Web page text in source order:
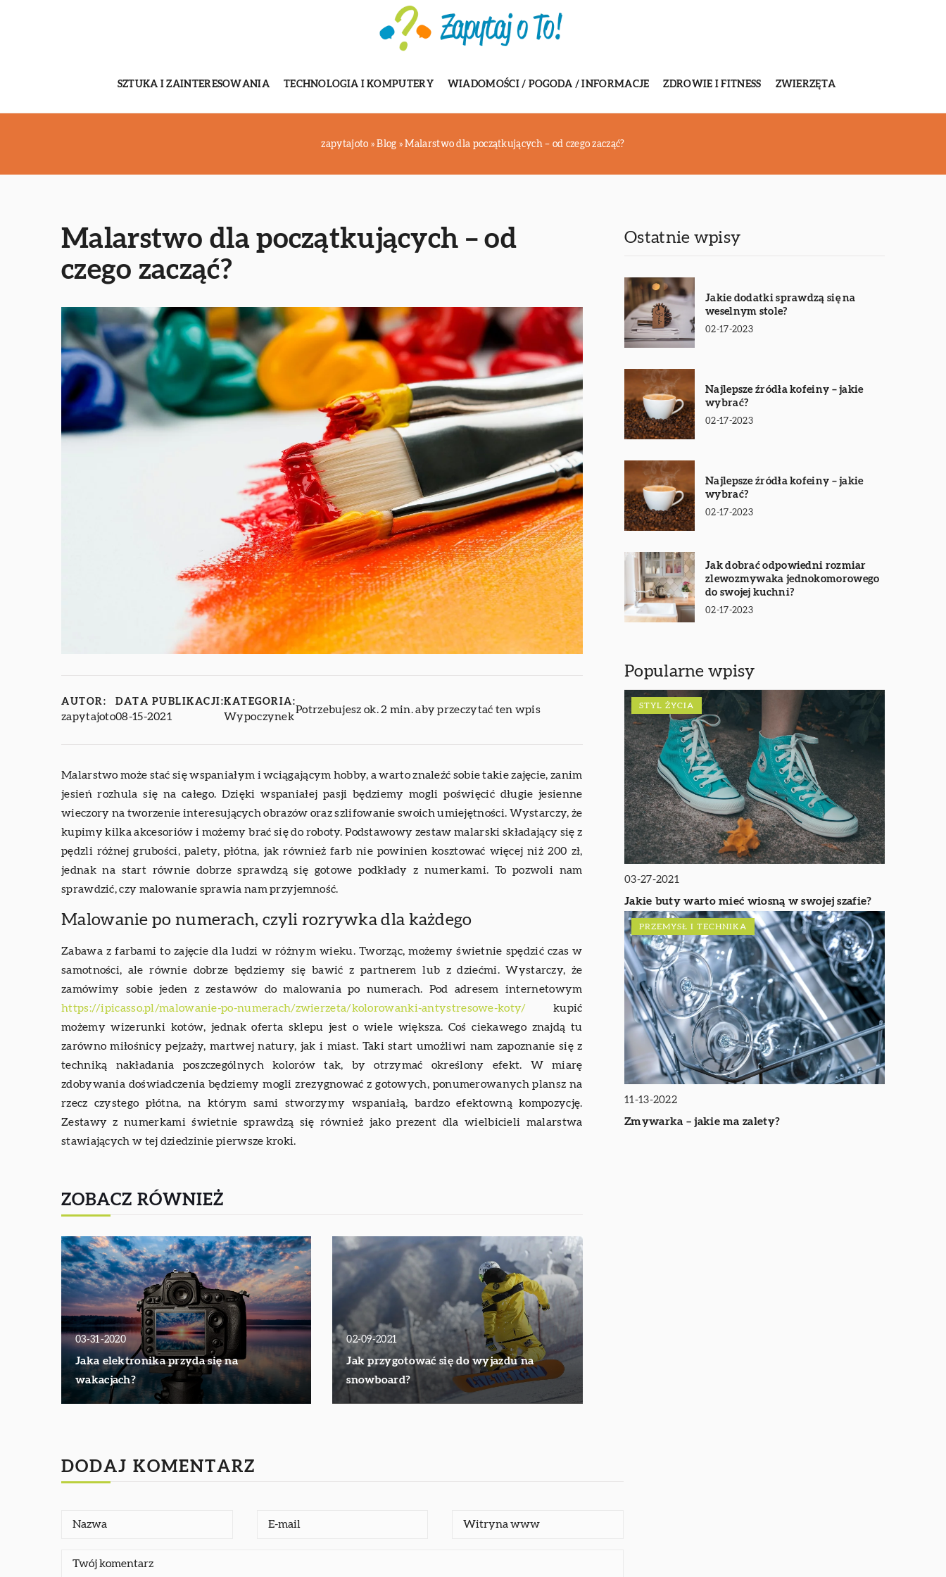
SZTUKA I ZAINTERESOWANIA TECHNOLOGIA I KOMPUTERY WIADOMOŚCI / POGODA / INFORMACJE ZDROWIE I FITNESS ZWIERZĘTA
zapytajoto »Blog »Malarstwo dla początkujących – od czego zacząć?
Malarstwo dla początkujących – od
czego zacząć?
AUTOR:
zapytajoto
DATA PUBLIKACJI:
08-15-2021
KATEGORIA:
Wypoczynek
Potrzebujesz ok. 2 min. aby przeczytać ten wpis
Malarstwo może stać się wspaniałym i wciągającym hobby, a warto znaleźć sobie takie zajęcie, zanim
jesień rozhula się na całego. Dzięki wspaniałej pasji będziemy mogli poświęcić długie jesienne
wieczory na tworzenie interesujących obrazów oraz szlifowanie swoich umiejętności. Wystarczy, że
kupimy kilka akcesoriów i możemy brać się do roboty. Podstawowy zestaw malarski składający się z
pędzli różnej grubości, palety, płótna, jak również farb nie powinien kosztować więcej niż 200 zł,
jednak na start równie dobrze sprawdzą się gotowe podkłady z numerkami. To pozwoli nam
sprawdzić, czy malowanie sprawia nam przyjemność.
Malowanie po numerach, czyli rozrywka dla każdego
Zabawa z farbami to zajęcie dla ludzi w różnym wieku. Tworząc, możemy świetnie spędzić czas w
samotności, ale równie dobrze będziemy się bawić z partnerem lub z dziećmi. Wystarczy, że
zamówimy sobie jeden z zestawów do malowania po numerach. Pod adresem internetowym
https://ipicasso.pl/malowanie-po-numerach/zwierzeta/kolorowanki-antystresowe-koty/ kupić
możemy wizerunki kotów, jednak oferta sklepu jest o wiele większa. Coś ciekawego znajdą tu
zarówno miłośnicy pejzaży, martwej natury, jak i miast. Taki start umożliwi nam zapoznanie się z
techniką nakładania poszczególnych kolorów tak, by otrzymać określony efekt. W miarę
zdobywania doświadczenia będziemy mogli zrezygnować z gotowych, ponumerowanych plansz na
rzecz czystego płótna, na którym sami stworzymy wspaniałą, bardzo efektowną kompozycję.
Zestawy z numerkami świetnie sprawdzą się również jako prezent dla wielbicieli malarstwa
stawiających w tej dziedzinie pierwsze kroki.
ZOBACZ RÓWNIEŻ
03-31-2020
Jaka elektronika przyda się na
wakacjach?
02-09-2021
Jak przygotować się do wyjazdu na
snowboard?
Ostatnie wpisy
Jakie dodatki sprawdzą się na
weselnym stole?
02-17-2023
Najlepsze źródła kofeiny – jakie
wybrać?
02-17-2023
Najlepsze źródła kofeiny – jakie
wybrać?
02-17-2023
Jak dobrać odpowiedni rozmiar
zlewozmywaka jednokomorowego
do swojej kuchni?
02-17-2023
Popularne wpisy
STYL ŻYCIA
03-27-2021
Jakie buty warto mieć wiosną w swojej szafie?
PRZEMYSŁ I TECHNIKA
11-13-2022
Zmywarka – jakie ma zalety?
DODAJ KOMENTARZ